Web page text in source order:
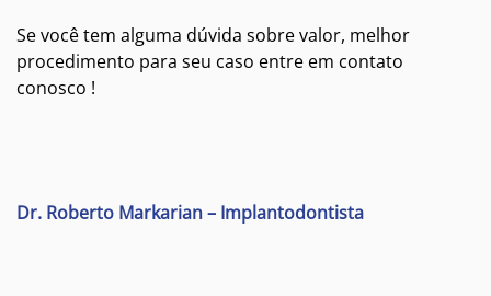
Se você tem alguma dúvida sobre valor, melhor
procedimento para seu caso entre em contato
conosco !
Dr. Roberto Markarian – Implantodontista